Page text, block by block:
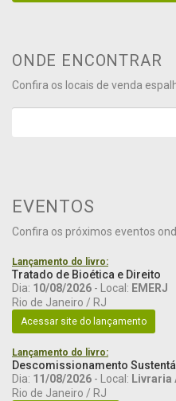
ONDE ENCONTRAR
Confira os locais de venda
EVENTOS
Confira os próximos eventos
Lançamento do livro:
Tratado de Bioética e Direito
Dia: 10/08/2026 - Local: EMERJ
Rio de Janeiro / RJ
Acessar site do lançamento
Lançamento do livro:
Descomissionamento
Dia: 11/08/2026 - Local: Livraria
Rio de Janeiro / RJ